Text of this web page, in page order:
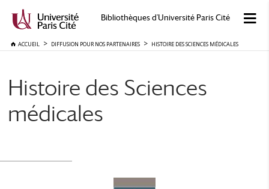
Bibliothèques d'Université Paris Cité
ACCUEIL DIFFUSION POUR NOS PARTENAIRES HISTOIRE DES SCIENCES MÉDICALES
Histoire des Sciences
médicales